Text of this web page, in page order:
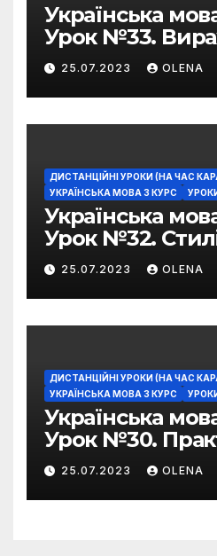
Українська
Урок №33.
можливості
25.07.2023 OLENA
ДИСТАНЦІЙНІ УРОКИ (НА ЧАС
УКРАЇНСЬКА МОВА 3 КУРС
Українська
Урок №32.
забарвлення
фразеологізмів
25.07.2023 OLENA
ДИСТАНЦІЙНІ УРОКИ (НА ЧАС
УКРАЇНСЬКА МОВА 3 КУРС
Українська
Урок №30.
риторика.
жанри.
25.07.2023 OLENA